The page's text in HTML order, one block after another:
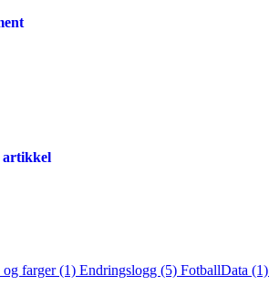
artikkel
og farger (1) Endringslogg (5) FotballData (1)